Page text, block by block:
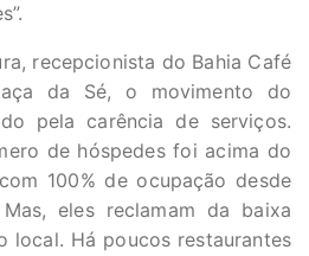
recepcionista do Bahia Café
da Sé, o movimento do
pela carência de serviços.
de hóspedes foi acima do
100% de ocupação desde
eles reclamam da baixa
local. Há poucos restaurantes